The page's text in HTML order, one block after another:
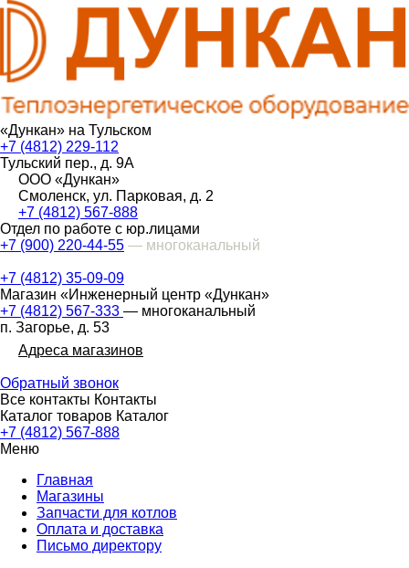
«Дункан» на Тульском
+7 (4812) 229-112
Тульский пер., д. 9А
ООО «Дункан»
Смоленск, ул. Парковая, д. 2
+7 (4812) 567-888
Отдел по работе с юр.лицами
+7 (900) 220-44-55 — многоканальный
+7 (4812) 35-09-09
Магазин «Инженерный центр «Дункан»
+7 (4812) 567-333 — многоканальный
п. Загорье, д. 53
Адреса магазинов
Обратный звонок
Все контакты Контакты
Каталог товаров Каталог
+7 (4812) 567-888
Меню
Главная
Магазины
Запчасти для котлов
Оплата и доставка
Письмо директору